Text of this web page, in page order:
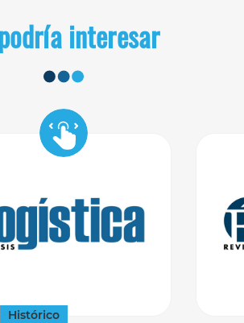
interesar
Histórico